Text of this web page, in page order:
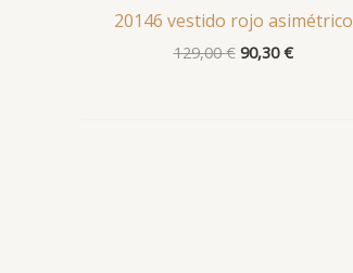
20146 vestido rojo asimétrico
129,00€ 90,30€